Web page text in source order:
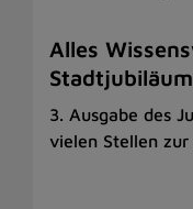
Alles
Stadtjubiläum
3. Ausgabe des
vielen Stellen